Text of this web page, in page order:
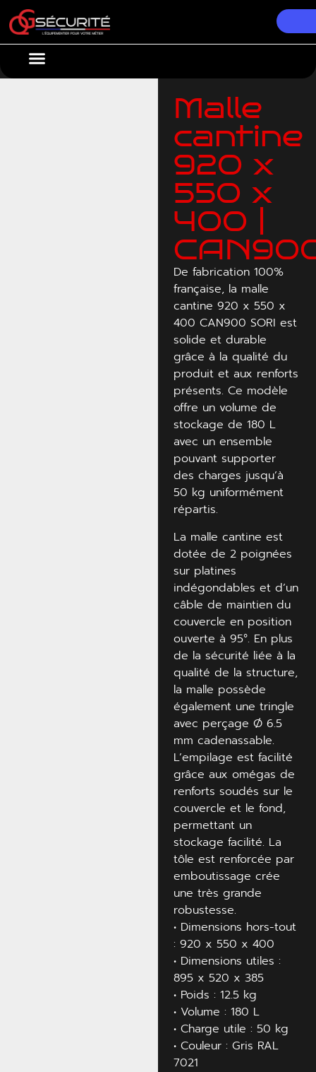
Malle
cantine
920 x
550 x
400 |
De fabrication 100%
française, la malle
cantine 920 x 550 x
400 CAN900 SORI est
solide et durable
grâce à la qualité du
produit et aux renforts
présents. Ce modèle
offre un volume de
stockage de 180 L
avec un ensemble
pouvant supporter
des charges jusqu’à
50 kg uniformément
répartis.
La malle cantine est
dotée de 2 poignées
sur platines
indégondables et d’un
câble de maintien du
couvercle en position
ouverte à 95°. En plus
de la sécurité liée à la
qualité de la structure,
la malle possède
également une tringle
avec perçage Ø 6.5
mm cadenassable.
L’empilage est facilité
grâce aux omégas de
renforts soudés sur le
couvercle et le fond,
permettant un
stockage facilité. La
tôle est renforcée par
emboutissage crée
une très grande
robustesse.
• Dimensions hors-tout
: 920 x 550 x 400
• Dimensions utiles :
895 x 520 x 385
• Poids : 12.5 kg
• Volume : 180 L
• Charge utile : 50 kg
• Couleur : Gris RAL
7021